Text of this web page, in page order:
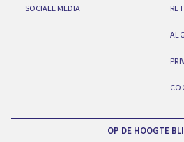
SOCIALE MEDIA
OP DE HOOGTE